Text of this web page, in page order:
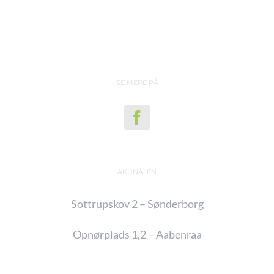
SE MERE PÅ
AKUNÅLEN
Sottrupskov 2 – Sønderborg
Opnørplads 1,2 – Aabenraa